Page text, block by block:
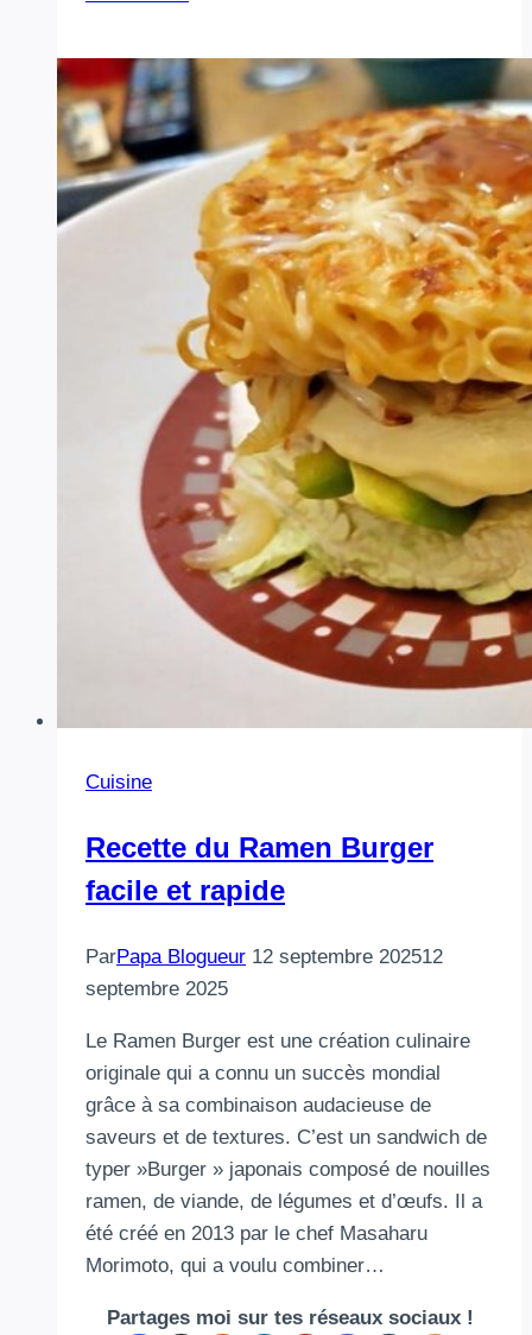
l’Avent
saucisson :
l’alternative
salée
qui
fait
sensation !
🌭
✨
Cuisine
Recette du Ramen Burger
facile et rapide
ParPapa Blogueur 12 septembre 202512
septembre 2025
Le Ramen Burger est une création culinaire
originale qui a connu un succès mondial
grâce à sa combinaison audacieuse de
saveurs et de textures. C’est un sandwich de
typer »Burger » japonais composé de nouilles
ramen, de viande, de légumes et d’œufs. Il a
été créé en 2013 par le chef Masaharu
Morimoto, qui a voulu combiner…
Partages moi sur tes réseaux sociaux !